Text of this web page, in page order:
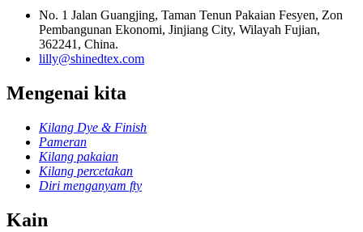
No. 1 Jalan Guangjing, Taman Tenun Pakaian Fesyen, Zon
Pembangunan Ekonomi, Jinjiang City, Wilayah Fujian,
362241, China.
lilly@shinedtex.com
Mengenai kita
Kilang Dye & Finish
Pameran
Kilang pakaian
Kilang percetakan
Diri menganyam fty
Kain